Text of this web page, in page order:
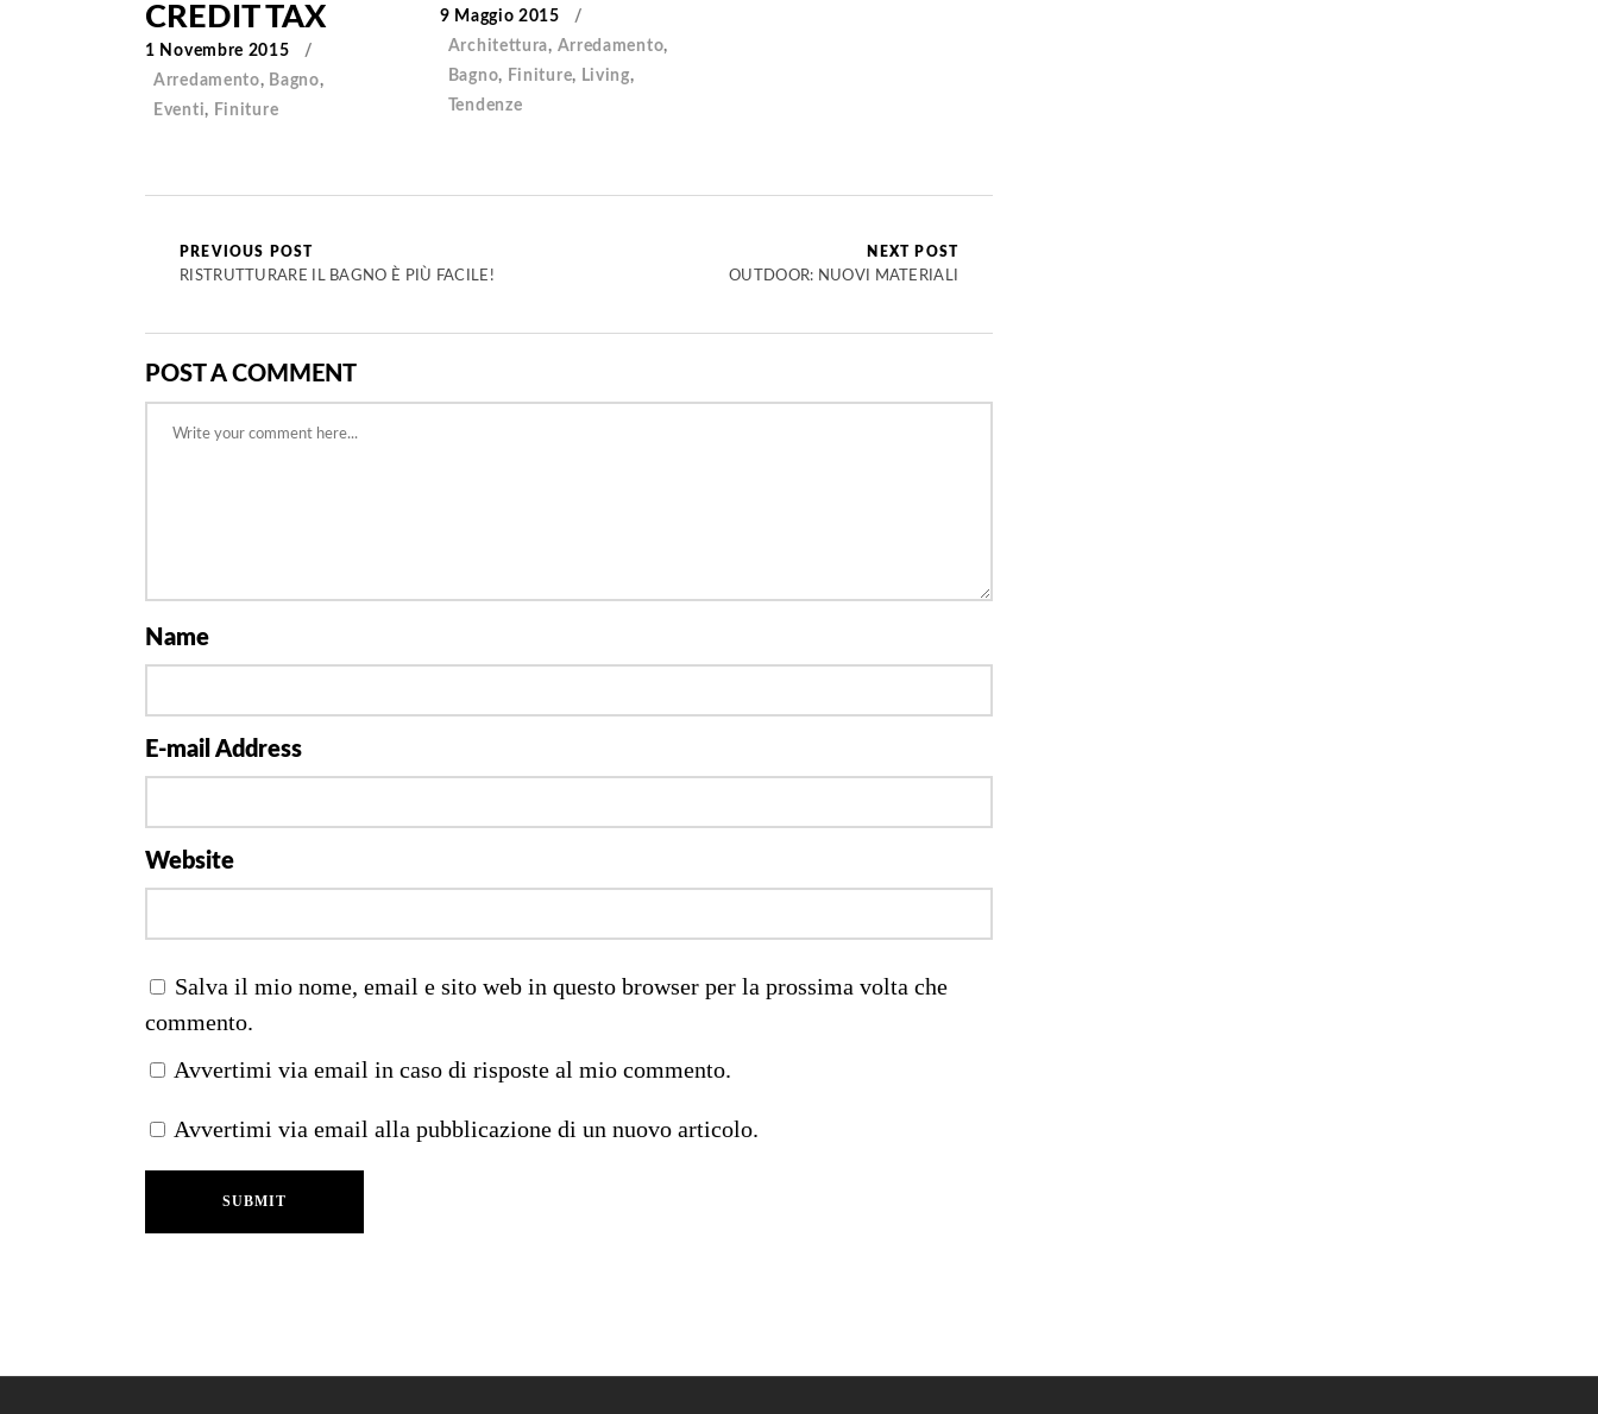
CREDIT TAX
1 Novembre 2015
Arredamento, Bagno,
Eventi, Finiture
9 Maggio 2015
Architettura, Arredamento,
Bagno, Finiture, Living,
Tendenze
PREVIOUS POST
RISTRUTTURARE IL BAGNO È PIÙ FACILE!
NEXT POST
OUTDOOR: NUOVI MATERIALI
POST A COMMENT
Name
E-mail Address
Website
Salva il mio nome, email e sito web in questo browser per la prossima volta che
commento.
Avvertimi via email in caso di risposte al mio commento.
Avvertimi via email alla pubblicazione di un nuovo articolo.
SUBMIT